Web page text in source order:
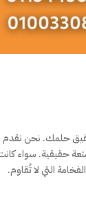
حلمك. نحن نقدم
حقيقية. سواء
التي لا تُقاوم.